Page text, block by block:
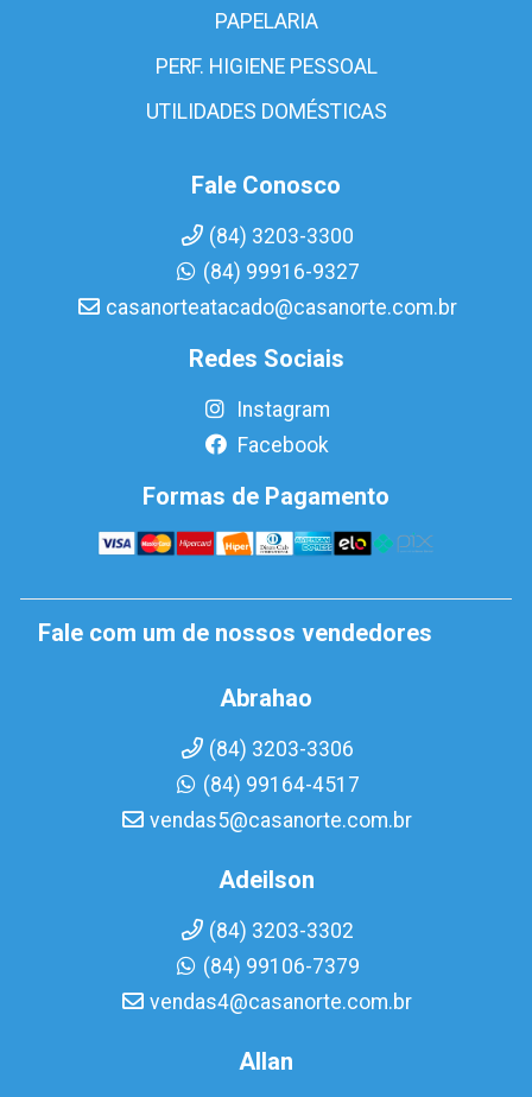
PAPELARIA
PERF. HIGIENE PESSOAL
UTILIDADES DOMÉSTICAS
Fale Conosco
(84) 3203-3300
(84) 99916-9327
casanorteatacado@casanorte.com.br
Redes Sociais
Instagram
Facebook
Formas de Pagamento
Fale com um de nossos vendedores
Abrahao
(84) 3203-3306
(84) 99164-4517
vendas5@casanorte.com.br
Adeilson
(84) 3203-3302
(84) 99106-7379
vendas4@casanorte.com.br
Allan